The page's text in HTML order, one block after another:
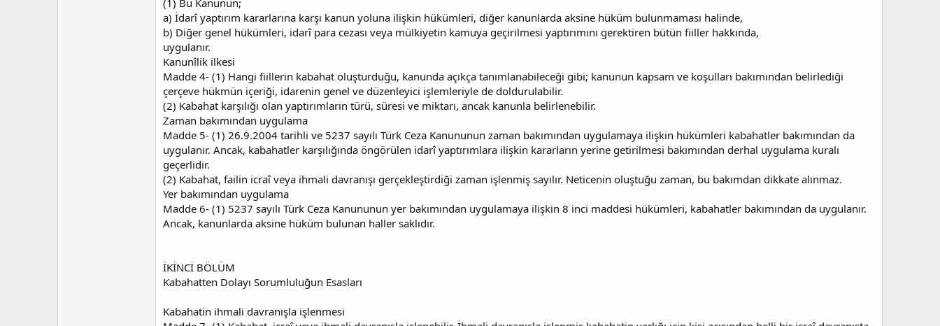
(1) Bu Kanunun;
a) İdarî yaptırım kararlarına karşı kanun yoluna ilişkin hükümleri, diğer kanunlarda aksine hüküm bulunmaması halinde,
b) Diğer genel hükümleri, idarî para cezası veya mülkiyetin kamuya geçirilmesi yaptırımını gerektiren bütün fiiller hakkında,
uygulanır.
Kanunîlik ilkesi
Madde 4- (1) Hangi fiillerin kabahat oluşturduğu, kanunda açıkça tanımlanabileceği gibi; kanunun kapsam ve koşulları bakımından belirlediği
çerçeve hükmün içeriği, idarenin genel ve düzenleyici işlemleriyle de doldurulabilir.
(2) Kabahat karşılığı olan yaptırımların türü, süresi ve miktarı, ancak kanunla belirlenebilir.
Zaman bakımından uygulama
Madde 5- (1) 26.9.2004 tarihli ve 5237 sayılı Türk Ceza Kanununun zaman bakımından uygulamaya ilişkin hükümleri kabahatler bakımından da
uygulanır. Ancak, kabahatler karşılığında öngörülen idarî yaptırımlara ilişkin kararların yerine getirilmesi bakımından derhal uygulama kuralı
geçerlidir.
(2) Kabahat, failin icraî veya ihmali davranışı gerçekleştirdiği zaman işlenmiş sayılır. Neticenin oluştuğu zaman, bu bakımdan dikkate alınmaz.
Yer bakımından uygulama
Madde 6- (1) 5237 sayılı Türk Ceza Kanununun yer bakımından uygulamaya ilişkin 8 inci maddesi hükümleri, kabahatler bakımından da uygulanır.
Ancak, kanunlarda aksine hüküm bulunan haller saklıdır.
İKİNCİ BÖLÜM
Kabahatten Dolayı Sorumluluğun Esasları
Kabahatin ihmali davranışla işlenmesi